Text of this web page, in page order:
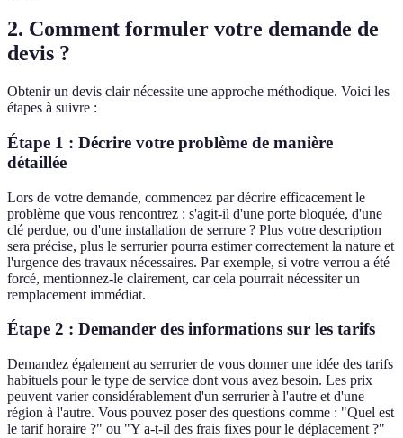
2. Comment formuler votre demande de
devis ?
Obtenir un devis clair nécessite une approche méthodique. Voici les
étapes à suivre :
Étape 1 : Décrire votre problème de manière
détaillée
Lors de votre demande, commencez par décrire efficacement le
problème que vous rencontrez : s'agit-il d'une porte bloquée, d'une
clé perdue, ou d'une installation de serrure ? Plus votre description
sera précise, plus le serrurier pourra estimer correctement la nature et
l'urgence des travaux nécessaires. Par exemple, si votre verrou a été
forcé, mentionnez-le clairement, car cela pourrait nécessiter un
remplacement immédiat.
Étape 2 : Demander des informations sur les tarifs
Demandez également au serrurier de vous donner une idée des tarifs
habituels pour le type de service dont vous avez besoin. Les prix
peuvent varier considérablement d'un serrurier à l'autre et d'une
région à l'autre. Vous pouvez poser des questions comme : "Quel est
le tarif horaire ?" ou "Y a-t-il des frais fixes pour le déplacement ?"